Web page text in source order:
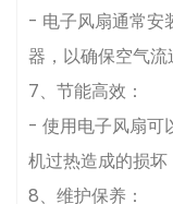
- 电子风扇通常安
器，以确保空气流
7、节能高效：
- 使用电子风扇可
机过热造成的损坏
8、维护保养：